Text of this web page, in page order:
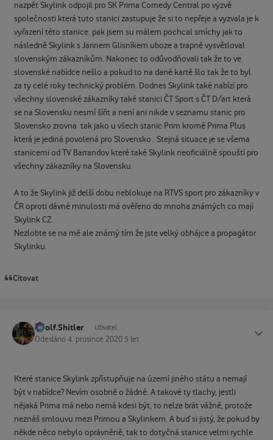
nazpět Skylink odpojil pro SK Prima Comedy Central po výzvě
společnosti která tuto stanici zastupuje že si to nepřeje a vyzvala je k
vyřazení této stanice. pak jsem su málem pochcal smíchy jak to
následně Skylink s Jarinem Glisníkem uboze a trapně vysvětloval
slovenským zákazníkům. Nakonec to odůvodňovali tak že to ve
slovenské nabídce nešlo a pokud to na dané kartě šlo tak že to byl
za ty celé roky technický problém. Dodnes Skylink také nabízí pro
všechny slovenské zákazníky také stanici ČT Sport s ČT D/art která
se na Slovensku nesmí šířit a není ani nikde v seznamu stanic pro
Slovensko zrovna tak jako u všech stanic Prim kromě Prima Plus
která je jediná povolená pro Slovensko . Stejná situace je se všema
stanicemi od TV Barrandov které také Skylink neoficiálně spouští pro
všechny zákazníky na Slovensku.
A to že Skylink již delší dobu neblokuje na RTVS sport pro zákazníky v
ČR oproti dávné minulosti má ověřeno do mnoha známých co mají
Skylink CZ.
Nezlobte se na mě ale známý tím že jste velký obhájce a propagátor
Skylinku.
Citovat
Adolf.Shitler Uživatel
Odesláno 4. prosince 2020 5 let
Které stanice Skylink zpřístupňuje na území jiného státu a nemají
být v nabídce? Nevím osobně o žádné. A takové ty tlachy, jestli
nějaká Prima má nebo nemá kdesi být, to nelze brát vážně, protože
neznáš smlouvu mezi Primou a Skylinkem. A buď si jistý, že pokud by
někde něco nebylo oprávněně, tak to dotyčná stanice velmi rychle